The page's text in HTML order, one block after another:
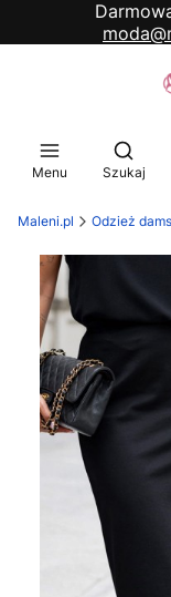
Menu Szukaj
Maleni.pl Odzież